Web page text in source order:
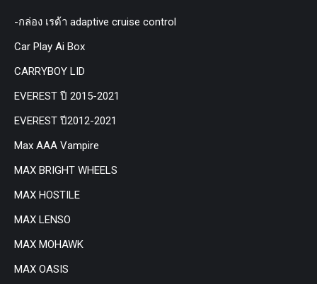
-กล่อง เรด้า adaptive cruise control
Car Play Ai Box
CARRYBOY LID
EVEREST ปี 2015-2021
EVEREST ปี2012-2021
Max AAA Vampire
MAX BRIGHT WHEELS
MAX HOSTILE
MAX LENSO
MAX MOHAWK
MAX OASIS